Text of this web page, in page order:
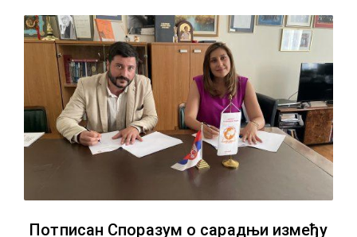
Потписан Споразум о сарадњи између